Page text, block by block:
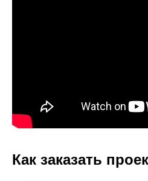
Как заказать